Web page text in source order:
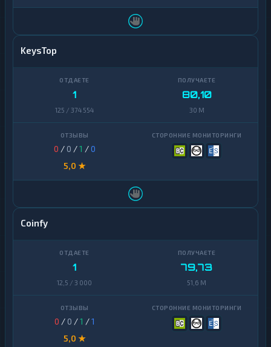
KeysTop
1
125 / 374 554
80,10
30 M
0 / 0 /1 /0
5,0 ★
Coinfy
1
12,5 / 3 000
79,73
51,6 M
0 / 0 /1 /1
5,0 ★